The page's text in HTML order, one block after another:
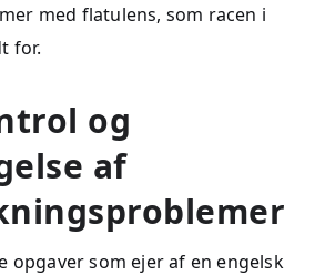
med flatulens, som racen i
for.
og
af
opgaver som ejer af en engelsk